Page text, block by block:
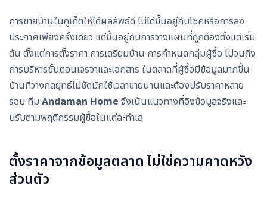
การขายบ้านในภูเก็ตให้ได้ผลลัพธ์ดี ไม่ได้ขึ้นอยู่กับโชคหรือการลง
ประกาศเพียงครั้งเดียว แต่ขึ้นอยู่กับการวางแผนที่ถูกต้องตั้งแต่เริ่ม
ต้น ตั้งแต่การตั้งราคา การเตรียมบ้าน การกำหนดกลุ่มผู้ซื้อ ไปจนถึง
การบริหารขั้นตอนเจรจาและเอกสาร ในตลาดที่ผู้ซื้อมีข้อมูลมากขึ้น
บ้านที่วางกลยุทธ์ไม่ชัดมักใช้เวลาขายนานและต้องปรับราคาหลาย
รอบ ทีม Andaman Home จึงเน้นแนวทางที่อิงข้อมูลจริงและ
ปรับตามพฤติกรรมผู้ซื้อในแต่ละทำเล
ตั้งราคาจากข้อมูลตลาด ไม่ใช่ความคาดหวัง
ส่วนตัว